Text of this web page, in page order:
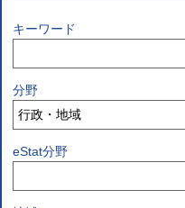
キーワード
分野
eStat分野